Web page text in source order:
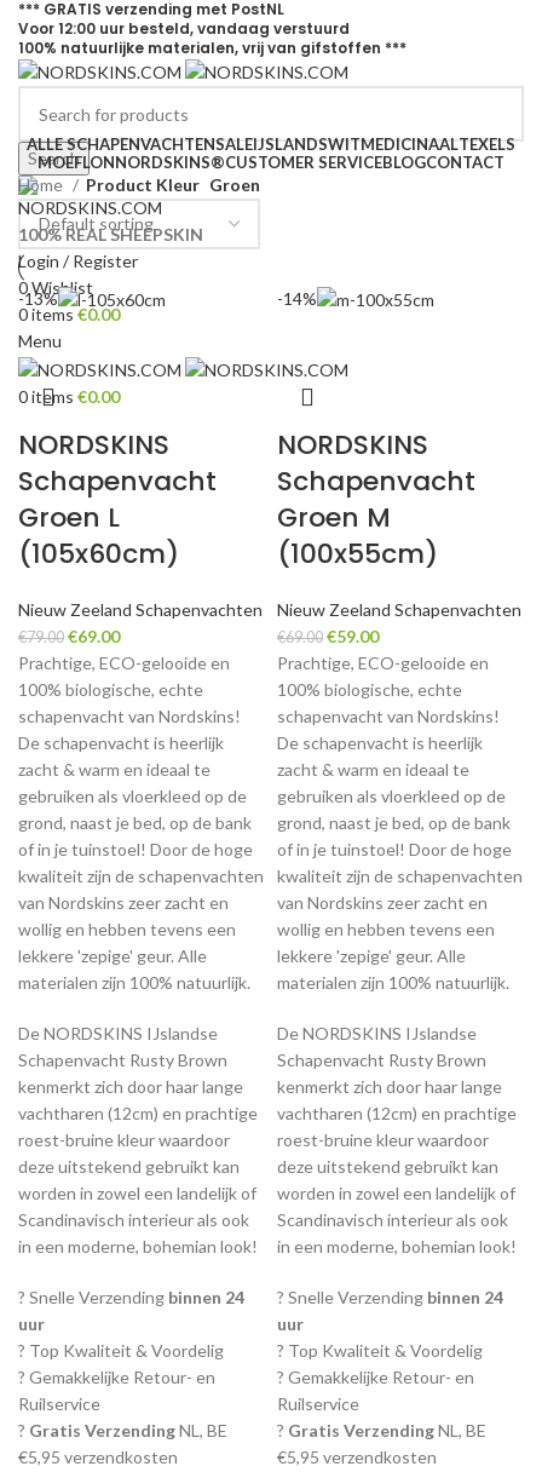
*** GRATIS verzending met PostNL
Voor12:00 uur besteld,vandaag verstuurd
100% natuurlijke materialen, vrij van gifstoffen ***
Search
100% REAL SHEEPSKIN
Login / Register
0Wishlist
0items €0.00
Menu
0items €0.00
ALLE SCHAPENVACHTENSALEIJSLANDSWITMEDICINAALTEXELS
MOEFLONNORDSKINS®CUSTOMER SERVICEBLOGCONTACT
Home Product Kleur Groen
-13%
NORDSKINS
Schapenvacht
Groen L
(105x60cm)
Nieuw Zeeland Schapenvachten
€79.00 Original
price
was:
€79.00.
€69.00Current
price
is:
€69.00.
Prachtige, ECO-gelooide en
100% biologische, echte
schapenvacht van Nordskins!
De schapenvacht is heerlijk
zacht & warm en ideaal te
gebruiken als vloerkleed op de
grond, naast je bed, op de bank
of in je tuinstoel! Door de hoge
kwaliteit zijn de schapenvachten
van Nordskins zeer zacht en
wollig en hebben tevens een
lekkere 'zepige' geur. Alle
materialen zijn 100% natuurlijk.
De NORDSKINS IJslandse
Schapenvacht Rusty Brown
kenmerkt zich door haar lange
vachtharen (12cm) en prachtige
roest-bruine kleur waardoor
deze uitstekend gebruikt kan
worden in zowel een landelijk of
Scandinavisch interieur als ook
in een moderne, bohemian look!
? Snelle Verzending binnen 24
uur
? Top Kwaliteit & Voordelig
? Gemakkelijke Retour- en
Ruilservice
? Gratis VerzendingNL, BE
€5,95 verzendkosten
-14%
NORDSKINS
Schapenvacht
Groen M
(100x55cm)
Nieuw Zeeland Schapenvachten
€69.00 Original
price
was:
€69.00.
€59.00Current
price
is:
€59.00.
Prachtige, ECO-gelooide en
100% biologische, echte
schapenvacht van Nordskins!
De schapenvacht is heerlijk
zacht & warm en ideaal te
gebruiken als vloerkleed op de
grond, naast je bed, op de bank
of in je tuinstoel! Door de hoge
kwaliteit zijn de schapenvachten
van Nordskins zeer zacht en
wollig en hebben tevens een
lekkere 'zepige' geur. Alle
materialen zijn 100% natuurlijk.
De NORDSKINS IJslandse
Schapenvacht Rusty Brown
kenmerkt zich door haar lange
vachtharen (12cm) en prachtige
roest-bruine kleur waardoor
deze uitstekend gebruikt kan
worden in zowel een landelijk of
Scandinavisch interieur als ook
in een moderne, bohemian look!
? Snelle Verzending binnen 24
uur
? Top Kwaliteit & Voordelig
? Gemakkelijke Retour- en
Ruilservice
? Gratis VerzendingNL, BE
€5,95 verzendkosten